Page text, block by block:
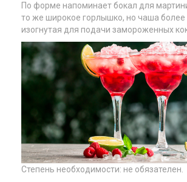
По форме напоминает бокал для
то же широкое горлышко, но чаша
изогнутая для подачи замороженных
Степень необходимости: не обязателен.